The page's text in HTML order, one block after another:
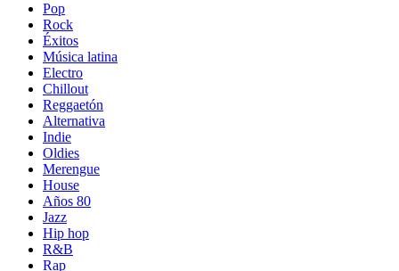
Pop
Rock
Éxitos
Música latina
Electro
Chillout
Reggaetón
Alternativa
Indie
Oldies
Merengue
House
Años 80
Jazz
Hip hop
R&B
Rap